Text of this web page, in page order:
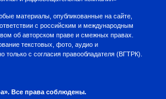
материалы, опубликованные на сайте,
с российским и международным
об авторском праве и смежных правах.
текстовых, фото, аудио и
только с согласия правообладателя (ВГТРК).
Все права соблюдены.